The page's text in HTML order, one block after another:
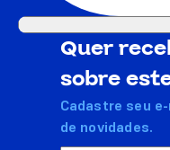
Quer
sobre
Cadastre seu
de novidades.